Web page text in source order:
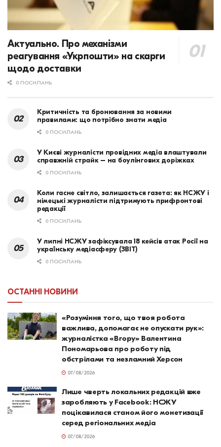
Актуально. Про механізми
реагування «Укрпошти» на скарги
щодо доставки
0 ПОСИЛАНЬ
Критичність та бронювання за новими
правилами: що потрібно знати медіа
0 ПОСИЛАНЬ
У Києві журналісти провідних медіа влаштували
справжній страйк – на боулінгових доріжках
0 ПОСИЛАНЬ
Коли гасне світло, залишається газета: як НСЖУ і
німецькі журналісти підтримують прифронтові
редакції
0 ПОСИЛАНЬ
У липні НСЖУ зафіксувала 18 кейсів атак Росії на
українську медіасферу (ЗВІТ)
0 ПОСИЛАНЬ
ОСТАННІ НОВИНИ
«Розуміння того, що твоя робота
важлива, допомагає не опускати рук»:
журналістка «Вгору» Валентина
Пономарьова про роботу під
обстрілами та незламний Херсон
07/08/2026
Лише чверть локальних редакцій вже
заробляють у Facebook: НСЖУ
поцікавилася станом його монетизації
серед регіональних медіа
07/08/2026